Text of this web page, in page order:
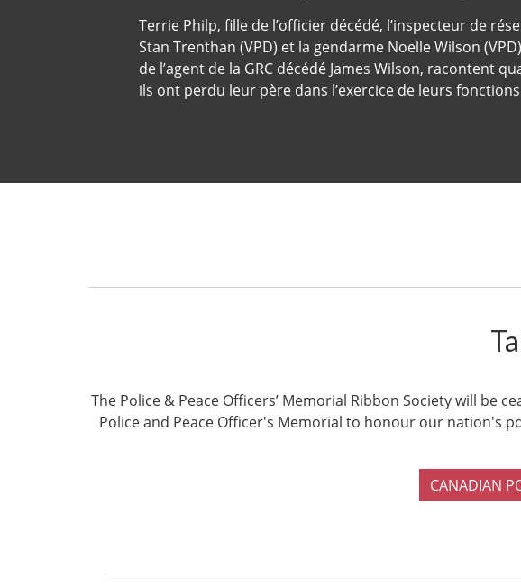
Terrie Philp, fille de l’officier décédé, l’inspecteur de
Stan Trenthan (VPD) et la gendarme Noelle Wilson
de l’agent de la GRC décédé James Wilson, racontent
ils ont perdu leur père dans l’exercice de leurs
The Police & Peace Officers’ Memorial Ribbon Society will be
Police and Peace Officer's Memorial to honour our nation's
CANADIAN